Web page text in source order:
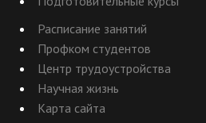
Расписание занятий
Профком студентов
Центр трудоустройства
Научная жизнь
Карта сайта